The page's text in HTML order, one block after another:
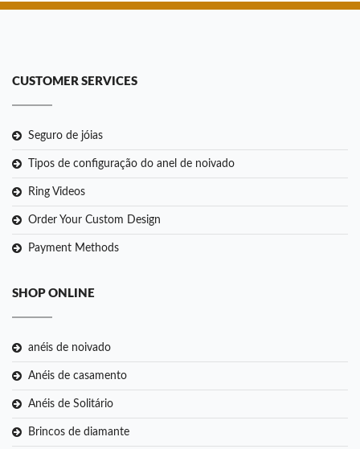
CUSTOMER SERVICES
Seguro de jóias
Tipos de configuração do anel de noivado
Ring Videos
Order Your Custom Design
Payment Methods
SHOP ONLINE
anéis de noivado
Anéis de casamento
Anéis de Solitário
Brincos de diamante